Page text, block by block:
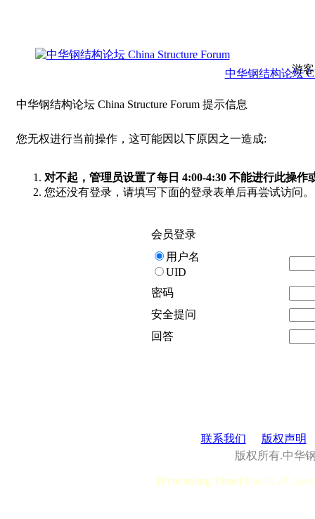
游
中华钢结构论坛
中华钢结构论坛 China Structure Forum 提示信息
您无权进行当前操作，这可能因以下原因之一造成:
对不起，管理员设置了每日 4:00-4:30 不能进行此操
您还没有登录，请填写下面的登录表单后再尝试访问。
会员登录
用户名
UID
密码
安全提问
回答
联系我们
版权声明
版权所有.中华
[Processing Time] User:0.28,